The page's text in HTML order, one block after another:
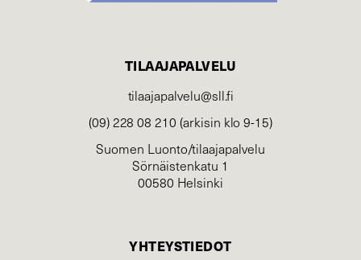
TILAAJAPALVELU
tilaajapalvelu@sll.fi
(09) 228 08 210 (arkisin klo 9-15)
Suomen Luonto/tilaajapalvelu
Sörnäistenkatu 1
00580 Helsinki
YHTEYSTIEDOT